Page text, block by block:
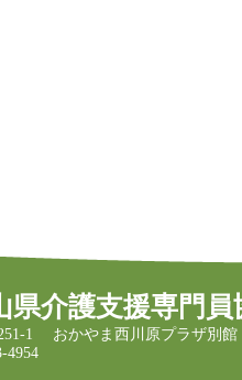
県介護支援専門員
1
おかやま西川原プラザ別館
4954